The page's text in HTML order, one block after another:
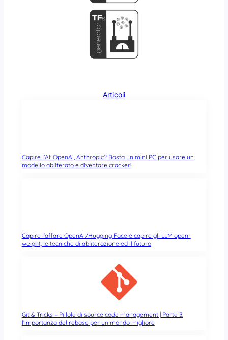
Articoli
Capire l’AI: OpenAI, Anthropic? Basta un mini PC per usare un
modello abliterato e diventare cracker!
Capire l’affare OpenAI/Hugging Face è capire gli LLM open-
weight, le tecniche di abliterazione ed il futuro
Git & Tricks – Pillole di source code management | Parte 3:
l’importanza del rebase per un mondo migliore